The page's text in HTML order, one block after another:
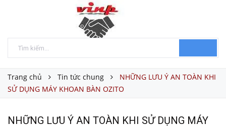
Trang chủ Tin tức chung
NHỮNG LƯU Ý AN TOÀN KHI
SỬ DỤNG MÁY KHOAN BÀN OZITO
NHỮNG LƯU Ý AN TOÀN KHI SỬ DỤNG MÁY